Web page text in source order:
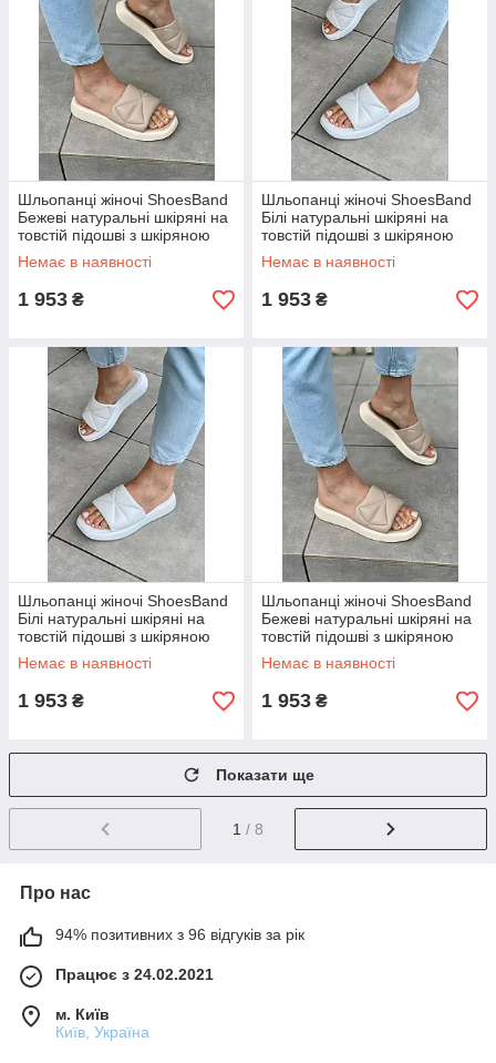
Шльопанці жіночі ShoesBand
Бежеві натуральні шкіряні на
товстій підошві з шкіряною
устілкою 40 (26 см) (S87101-
1)
Немає в наявності
1 953 ₴
Шльопанці жіночі ShoesBand
Білі натуральні шкіряні на
товстій підошві з шкіряною
устілкою 36 (23,5 см)
(S87101)
Немає в наявності
1 953 ₴
Шльопанці жіночі ShoesBand
Білі натуральні шкіряні на
товстій підошві з шкіряною
устілкою 40 (26 см) (S87101)
Немає в наявності
1 953 ₴
Шльопанці жіночі ShoesBand
Бежеві натуральні шкіряні на
товстій підошві з шкіряною
устілкою 41 (26,5 см)
(S87101-1)
Немає в наявності
1 953 ₴
Показати ще
1 / 8
Про нас
94% позитивних з 96 відгуків за рік
Працює з 24.02.2021
м. Київ
Київ, Україна